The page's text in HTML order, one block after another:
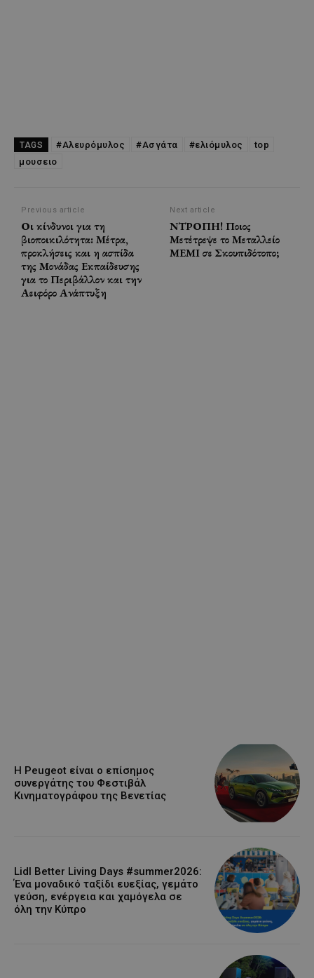
TAGS #Αλευρόμυλος #Ασγάτα #ελιόμυλος
top
μουσειο
Previous article
Οι κίνδυνοι για τη
βιοποικιλότητα: Μέτρα,
προκλήσεις και η ασπίδα
της Μονάδας Εκπαίδευσης
για το Περιβάλλον και την
Αειφόρο Ανάπτυξη
Next article
ΝΤΡΟΠΗ! Ποιος
Μετέτρεψε το Μεταλλείο
ΜΕΜΙ σε Σκουπιδότοπο;
Η Peugeot είναι ο επίσημος
συνεργάτης του Φεστιβάλ
Κινηματογράφου της Βενετίας
Lidl Better Living Days #summer2026:
Ένα μοναδικό ταξίδι ευεξίας, γεμάτο
γεύση, ενέργεια και χαμόγελα σε
όλη την Κύπρο